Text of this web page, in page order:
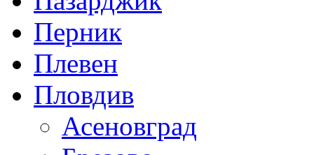
Перник
Плевен
Пловдив
Асеновград